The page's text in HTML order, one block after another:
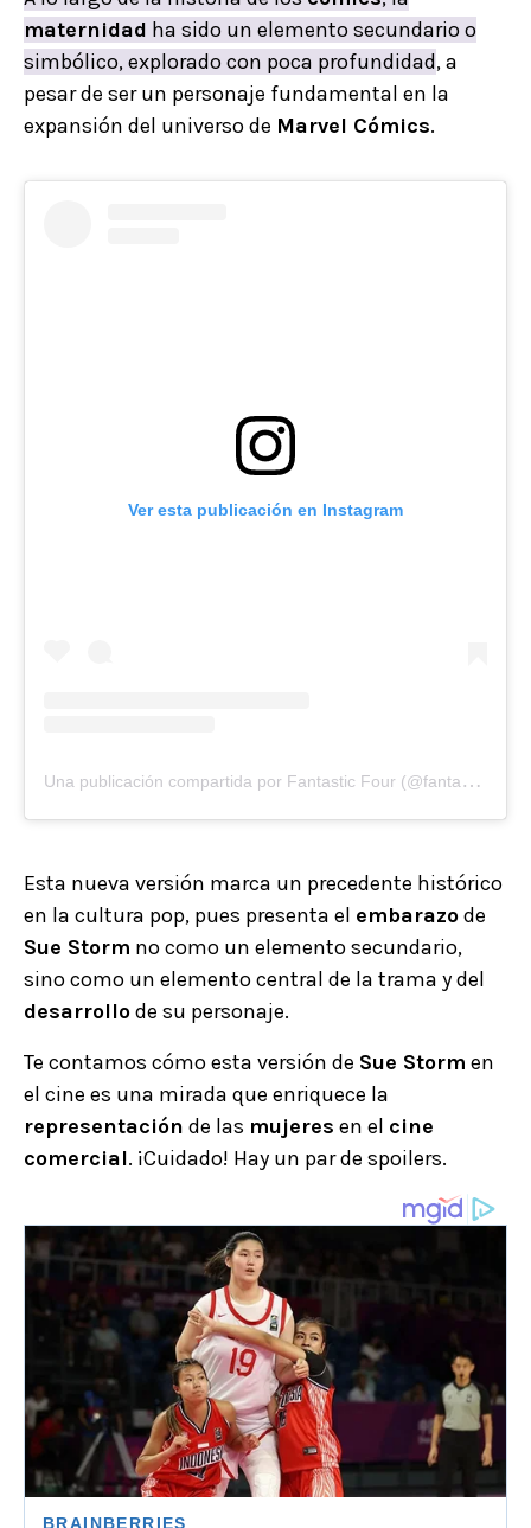
maternidad ha sido un elemento secundario o
simbólico, explorado con poca profundidad, a
pesar de ser un personaje fundamental en la
expansión del universo de Marvel Cómics.
Ver esta publicación en Instagram
U
na publicación compartida por Fantastic Four (@fantasticfour)
Esta nueva versión marca un precedente histórico
en la cultura pop, pues presenta el embarazode
Sue Storm no como un elemento secundario,
sino como un elemento central de la trama y del
desarrollode su personaje.
Te contamos cómo esta versión de Sue Storm en
el cine es una mirada que enriquece la
representación de las mujeres en el cine
comercial. ¡Cuidado! Hay un par de spoilers.